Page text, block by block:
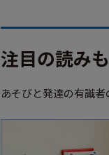
注目の読み
あそびと発達の有識